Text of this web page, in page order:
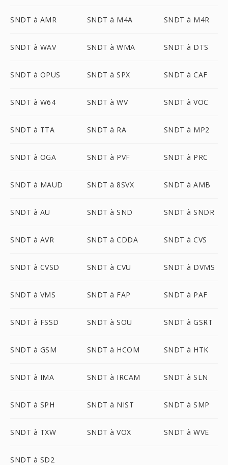
SNDT à AMR SNDT à M4A SNDT à M4R
SNDT à WAV SNDT à WMA SNDT à DTS
SNDT à OPUS SNDT à SPX SNDT à CAF
SNDT à W64 SNDT à WV SNDT à VOC
SNDT à TTA SNDT à RA SNDT à MP2
SNDT à OGA SNDT à PVF SNDT à PRC
SNDT à MAUD SNDT à 8SVX SNDT à AMB
SNDT à AU SNDT à SND SNDT à SNDR
SNDT à AVR SNDT à CDDA SNDT à CVS
SNDT à CVSD SNDT à CVU SNDT à DVMS
SNDT à VMS SNDT à FAP SNDT à PAF
SNDT à FSSD SNDT à SOU SNDT à GSRT
SNDT à GSM SNDT à HCOM SNDT à HTK
SNDT à IMA SNDT à IRCAM SNDT à SLN
SNDT à SPH SNDT à NIST SNDT à SMP
SNDT à TXW SNDT à VOX SNDT à WVE
SNDT à SD2